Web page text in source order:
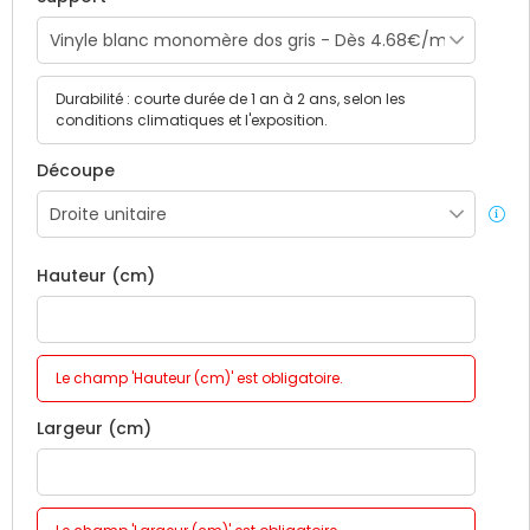
Durabilité : courte durée de 1 an à 2 ans, selon les
conditions climatiques et l'exposition.
Découpe
Hauteur (cm)
Le champ 'Hauteur (cm)' est obligatoire.
Largeur (cm)